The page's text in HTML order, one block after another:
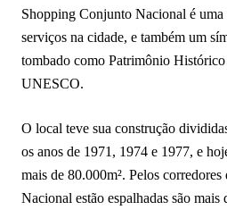
Shopping Conjunto Nacional é uma
serviços na cidade, e também um
tombado como Patrimônio
UNESCO.
O local teve sua construção
os anos de 1971, 1974 e 1977, e
mais de 80.000m². Pelos
Nacional estão espalhadas são